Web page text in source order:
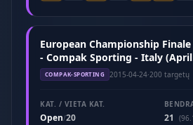
European Championship
- Compak Sporting - Italy (April
COMPAK-SPORTING 2015-04-24·200 targetų
KAT. / VIETA KAT.
Open/20 21